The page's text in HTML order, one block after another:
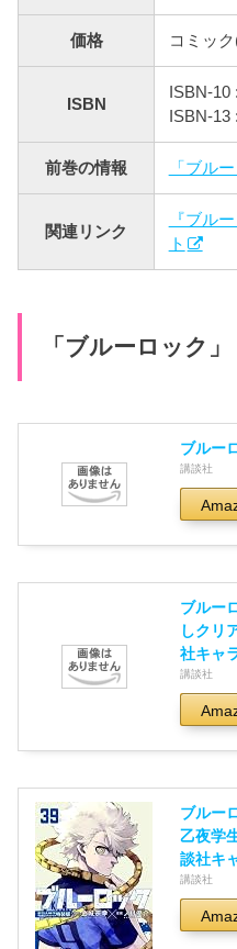
価格 コミッ
ISBN
ISBN-10
ISBN-
前巻の情報 「ブル
関連リンク
『ブル
ト
「ブルーロック
ブルー
講談社
ブルー
しクリ
社キャ
講談社
ブルー
乙夜学
談社キ
講談社